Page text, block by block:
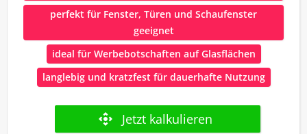
perfekt für Fenster, Türen und Schaufenster
geeignet
ideal für Werbebotschaften auf Glasflächen
langlebig und kratzfest für dauerhafte Nutzung